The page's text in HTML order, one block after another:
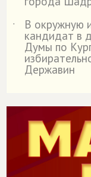
˙
В окружную
кандидат в
Думы по
Державин